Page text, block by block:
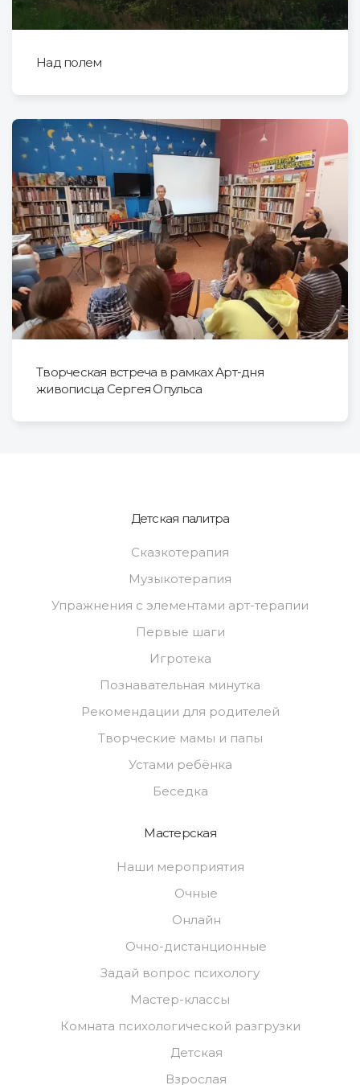
Над полем
Творческая встреча в рамках Арт-дня
живописца Сергея Опульса
Детская палитра
Сказкотерапия
Музыкотерапия
Упражнения с элементами арт-терапии
Первые шаги
Игротека
Познавательная минутка
Рекомендации для родителей
Творческие мамы и папы
Устами ребёнка
Беседка
Мастерская
Наши мероприятия
Очные
Онлайн
Очно-дистанционные
Задай вопрос психологу
Мастер-классы
Комната психологической разгрузки
Детская
Взрослая